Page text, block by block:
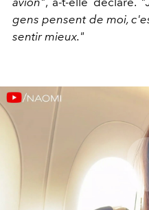
gens pensent de moi,
sentir mieux."